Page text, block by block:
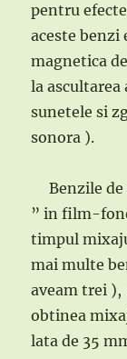
pentru
aceste benzi
magnetica
la ascultarea
sunetele si
sonora ).
Benzile de
” in film-
timpul
mai multe
aveam trei ),
obtinea
lata de 35